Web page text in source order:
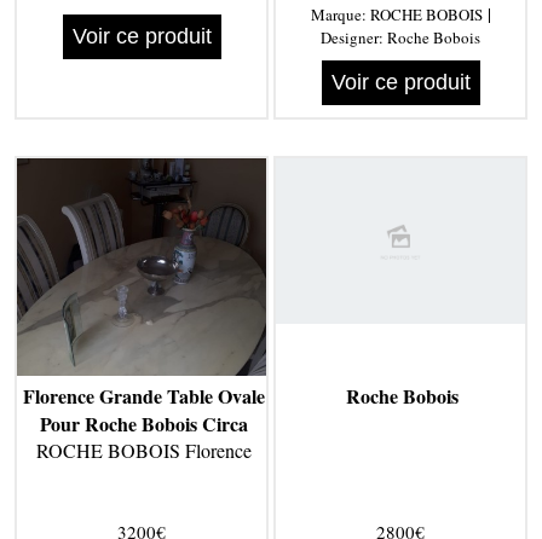
Voir ce produit
Marque: ROCHE BOBOIS|
Designer: Roche Bobois
Voir ce produit
Florence Grande Table Ovale
Pour Roche Bobois Circa
ROCHE BOBOIS Florence
3200€
Roche Bobois
2800€